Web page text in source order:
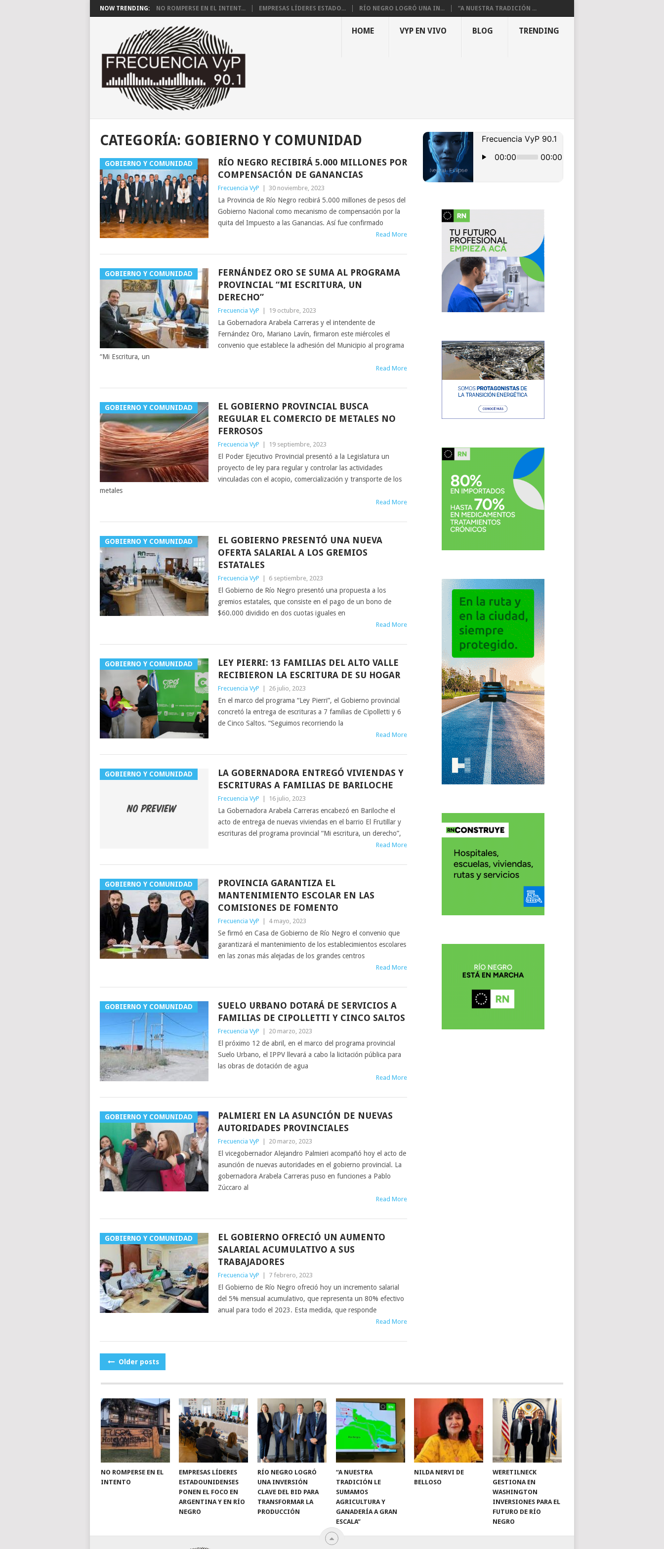
NOW TRENDING: NO ROMPERSE EN EL INTENT... EMPRESAS LÍDERES ESTADO... RÍO NEGRO LOGRÓ UNA IN... “A NUESTRA TRADICIÓN ...
HOME VYP EN VIVO BLOG TRENDING
CATEGORÍA: GOBIERNO Y COMUNIDAD
GOBIERNO Y COMUNIDAD
RÍO NEGRO RECIBIRÁ 5.000 MILLONES POR
COMPENSACIÓN DE GANANCIAS
Frecuencia VyP 30 noviembre, 2023
La Provincia de Río Negro recibirá 5.000 millones de pesos del
Gobierno Nacional como mecanismo de compensación por la
quita del Impuesto a las Ganancias. Así fue confirmado
Read More
GOBIERNO Y COMUNIDAD
FERNÁNDEZ ORO SE SUMA AL PROGRAMA
PROVINCIAL “MI ESCRITURA, UN
DERECHO”
Frecuencia VyP 19 octubre, 2023
La Gobernadora Arabela Carreras y el intendente de
Fernández Oro, Mariano Lavín, firmaron este miércoles el
convenio que establece la adhesión del Municipio al programa
“Mi Escritura, un
Read More
GOBIERNO Y COMUNIDAD
EL GOBIERNO PROVINCIAL BUSCA
REGULAR EL COMERCIO DE METALES NO
FERROSOS
Frecuencia VyP 19 septiembre, 2023
El Poder Ejecutivo Provincial presentó a la Legislatura un
proyecto de ley para regular y controlar las actividades
vinculadas con el acopio, comercialización y transporte de los
metales
Read More
GOBIERNO Y COMUNIDAD
EL GOBIERNO PRESENTÓ UNA NUEVA
OFERTA SALARIAL A LOS GREMIOS
ESTATALES
Frecuencia VyP 6 septiembre, 2023
El Gobierno de Río Negro presentó una propuesta a los
gremios estatales, que consiste en el pago de un bono de
$60.000 dividido en dos cuotas iguales en
Read More
GOBIERNO Y COMUNIDAD
LEY PIERRI: 13 FAMILIAS DEL ALTO VALLE
RECIBIERON LA ESCRITURA DE SU HOGAR
Frecuencia VyP 26 julio, 2023
En el marco del programa “Ley Pierri”, el Gobierno provincial
concretó la entrega de escrituras a 7 familias de Cipolletti y 6
de Cinco Saltos. “Seguimos recorriendo la
Read More
GOBIERNO Y COMUNIDAD
LA GOBERNADORA ENTREGÓ VIVIENDAS Y
ESCRITURAS A FAMILIAS DE BARILOCHE
Frecuencia VyP 16 julio, 2023
La Gobernadora Arabela Carreras encabezó en Bariloche el
acto de entrega de nuevas viviendas en el barrio El Frutillar y
escrituras del programa provincial “Mi escritura, un derecho”,
Read More
GOBIERNO Y COMUNIDAD
PROVINCIA GARANTIZA EL
MANTENIMIENTO ESCOLAR EN LAS
COMISIONES DE FOMENTO
Frecuencia VyP 4 mayo, 2023
Se firmó en Casa de Gobierno de Río Negro el convenio que
garantizará el mantenimiento de los establecimientos escolares
en las zonas más alejadas de los grandes centros
Read More
GOBIERNO Y COMUNIDAD
SUELO URBANO DOTARÁ DE SERVICIOS A
FAMILIAS DE CIPOLLETTI Y CINCO SALTOS
Frecuencia VyP 20 marzo, 2023
El próximo 12 de abril, en el marco del programa provincial
Suelo Urbano, el IPPV llevará a cabo la licitación pública para
las obras de dotación de agua
Read More
GOBIERNO Y COMUNIDAD
PALMIERI EN LA ASUNCIÓN DE NUEVAS
AUTORIDADES PROVINCIALES
Frecuencia VyP 20 marzo, 2023
El vicegobernador Alejandro Palmieri acompañó hoy el acto de
asunción de nuevas autoridades en el gobierno provincial. La
gobernadora Arabela Carreras puso en funciones a Pablo
Zúccaro al
Read More
GOBIERNO Y COMUNIDAD
EL GOBIERNO OFRECIÓ UN AUMENTO
SALARIAL ACUMULATIVO A SUS
TRABAJADORES
Frecuencia VyP 7 febrero, 2023
El Gobierno de Río Negro ofreció hoy un incremento salarial
del 5% mensual acumulativo, que representa un 80% efectivo
anual para todo el 2023. Esta medida, que responde
Read More
POSTS
Older posts
NO ROMPERSE EN EL
INTENTO
EMPRESAS LÍDERES
ESTADOUNIDENSES
PONEN EL FOCO EN
ARGENTINA Y EN RÍO
NEGRO
RÍO NEGRO LOGRÓ
UNA INVERSIÓN
CLAVE DEL BID PARA
TRANSFORMAR LA
PRODUCCIÓN
“A NUESTRA
TRADICIÓN LE
SUMAMOS
AGRICULTURA Y
GANADERÍA A GRAN
ESCALA”
NILDA NERVI DE
BELLOSO
WERETILNECK
GESTIONA EN
WASHINGTON
INVERSIONES PARA EL
FUTURO DE RÍO
NEGRO